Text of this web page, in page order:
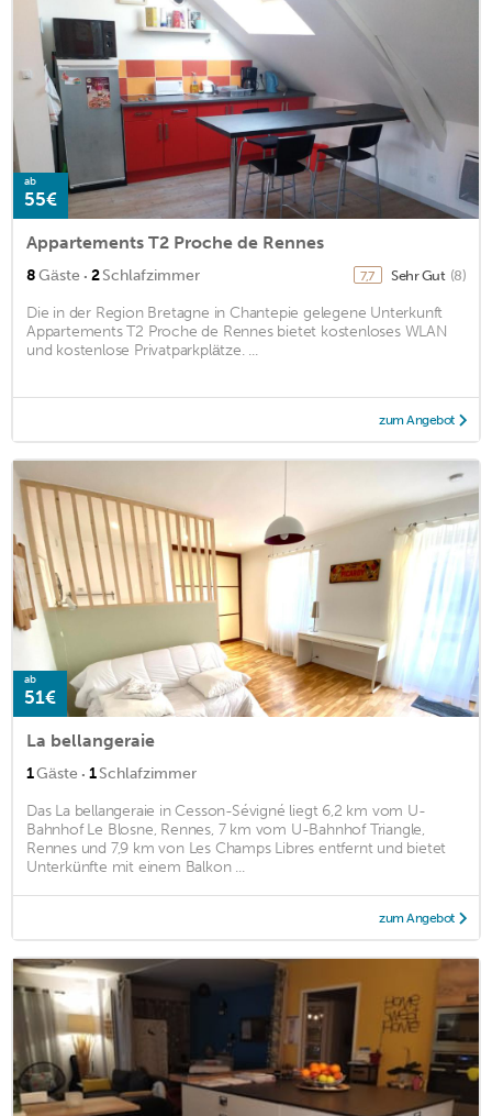
ab
55€
Appartements T2 Proche de Rennes
8Gäste · 2Schlafzimmer 7,7 Sehr Gut (8)
Die in der Region Bretagne in Chantepie gelegene Unterkunft
Appartements T2 Proche de Rennes bietet kostenloses WLAN
und kostenlose Privatparkplätze. ...
zum Angebot
ab
51€
La bellangeraie
1Gäste · 1Schlafzimmer
Das La bellangeraie in Cesson-Sévigné liegt 6,2 km vom U-
Bahnhof Le Blosne, Rennes, 7 km vom U-Bahnhof Triangle,
Rennes und 7,9 km von Les Champs Libres entfernt und bietet
Unterkünfte mit einem Balkon ...
zum Angebot